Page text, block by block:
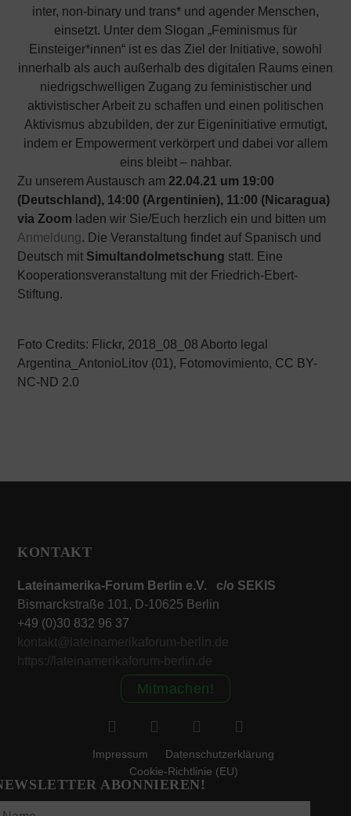
inter, non-binary und trans* und agender Menschen,
einsetzt. Unter dem Slogan „Feminismus für
Einsteiger*innen“ ist es das Ziel der Initiative, sowohl
innerhalb als auch außerhalb des digitalen Raums einen
niedrigschwelligen Zugang zu feministischer und
aktivistischer Arbeit zu schaffen und einen politischen
Aktivismus abzubilden, der zur Eigeninitiative ermutigt,
indem er Empowerment verkörpert und dabei vor allem
eins bleibt – nahbar.
Zu unserem Austausch am 22.04.21 um 19:00
(Deutschland), 14:00 (Argentinien), 11:00 (Nicaragua)
via Zoom laden wir Sie/Euch herzlich ein und bitten um
Anmeldung. Die Veranstaltung findet auf Spanisch und
Deutsch mit Simultandolmetschung statt. Eine
Kooperationsveranstaltung mit der Friedrich-Ebert-
Stiftung.
Foto Credits: Flickr, 2018_08_08 Aborto legal
Argentina_AntonioLitov (01), Fotomovimiento, CC BY-
NC-ND 2.0
KONTAKT
Lateinamerika-Forum Berlin e.V. c/o SEKIS
Bismarckstraße 101, D-10625 Berlin
+49 (0)30 832 96 37
kontakt@lateinamerikaforum-berlin.de
https://lateinamerikaforum-berlin.de
Mitmachen!
Impressum
Datenschutzerklärung
Cookie-Richtlinie (EU)
ABONNIEREN!